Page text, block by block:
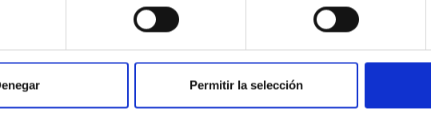
Permitir la selección